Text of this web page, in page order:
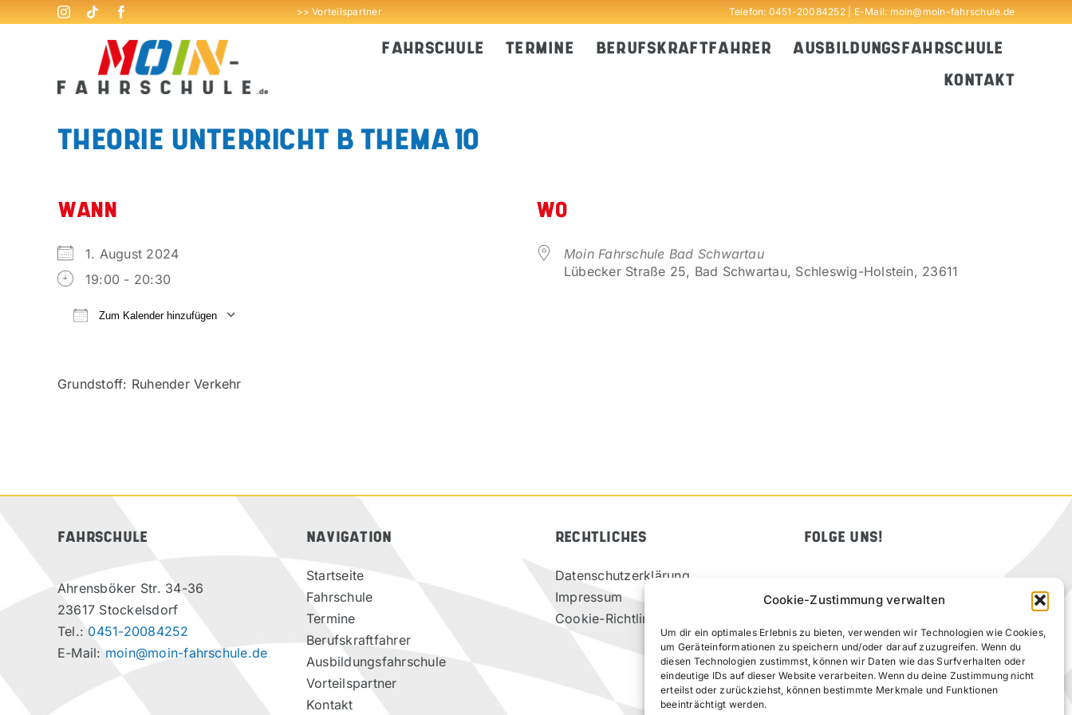
Cookie-Zustimmung verwalten
Um dir ein optimales Erlebnis zu bieten, verwenden wir Technologien wie Cookies,
um Geräteinformationen zu speichern und/oder darauf zuzugreifen. Wenn du
diesen Technologien zustimmst, können wir Daten wie das Surfverhalten oder
eindeutige IDs auf dieser Website verarbeiten. Wenn du deine Zustimmung nicht
erteilst oder zurückziehst, können bestimmte Merkmale und Funktionen
beeinträchtigt werden.
>> Vorteilspartner Telefon: 0451-20084252| E-Mail: moin@moin-fahrschule.de
FAHRSCHULE TERMINE BERUFSKRAFTFAHRER
AUSBILDUNGSFAHRSCHULE
KONTAKT
THEORIE UNTERRICHT B THEMA 10
WANN
1. August 2024
19:00 - 20:30
Zum Kalender hinzufügen
WO
Moin Fahrschule Bad Schwartau
Lübecker Straße 25, Bad Schwartau, Schleswig-Holstein, 23611
Grundstoff: Ruhender Verkehr
FAHRSCHULE
Ahrensböker Str. 34-36
23617 Stockelsdorf
Tel.:0451-20084252
E-Mail: moin@moin-fahrschule.de
NAVIGATION
Startseite
Fahrschule
Termine
Berufskraftfahrer
Ausbildungsfahrschule
Vorteilspartner
Kontakt
RECHTLICHES
Datenschutzerklärung
Impressum
Cookie-Richtlinie (EU)
FOLGE UNS!